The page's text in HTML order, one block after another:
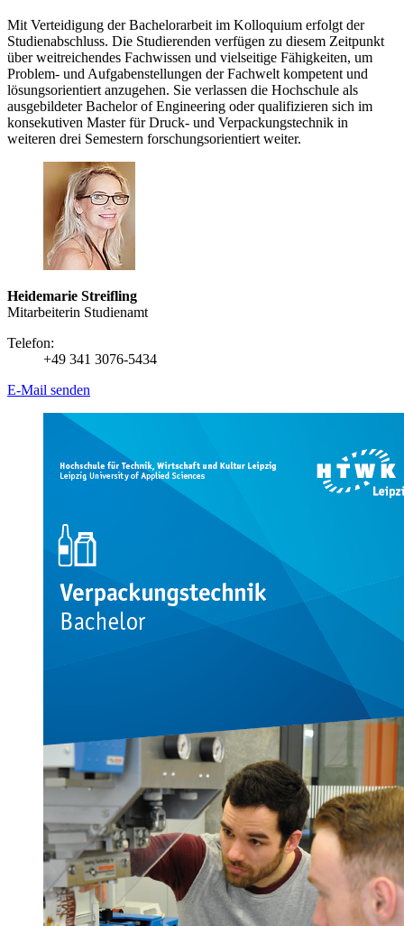
Mit Verteidigung der Bachelorarbeit im Kolloquium erfolgt der
Studienabschluss. Die Studierenden verfügen zu diesem Zeitpunkt
über weitreichendes Fachwissen und vielseitige Fähigkeiten, um
Problem- und Aufgabenstellungen der Fachwelt kompetent und
lösungsorientiert anzugehen. Sie verlassen die Hochschule als
ausgebildeter Bachelor of Engineering oder qualifizieren sich im
konsekutiven Master für Druck- und Verpackungstechnik in
weiteren drei Semestern forschungsorientiert weiter.
Heidemarie Streifling
Mitarbeiterin Studienamt
Telefon:
+49 341 3076-5434
E-Mail senden